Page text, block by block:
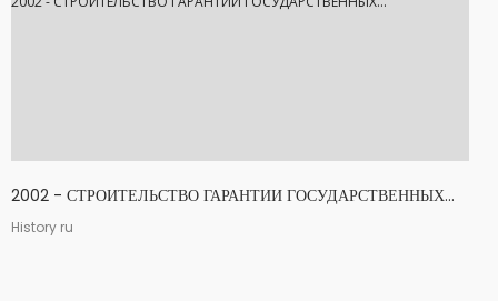
2002 - СТРОИТЕЛЬСТВО ГАРАНТИИ ГОСУДАРСТВЕННЫХ...
History ru